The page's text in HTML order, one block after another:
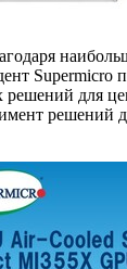
решений для
решений